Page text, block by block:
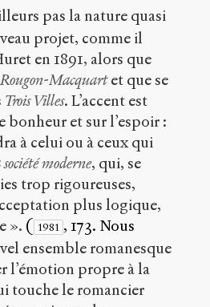
pas la nature quasi
projet, comme il
en 1891, alors que
Rougon-Macquartet que se
Trois Villes. L’accent est
bonheur et sur l’espoir :
à celui ou à ceux qui
moderne, qui, se
trop rigoureuses,
plus logique,
». ( 1981 , 173. Nous
ensemble romanesque
l’émotion propre à la
touche le romancier